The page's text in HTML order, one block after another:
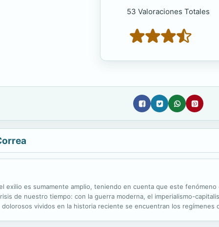
53 Valoraciones Totales
exilio es sumamente amplio, teniendo en cuenta que este
de nuestro tiempo: con la guerra moderna, el imperialismo-
vividos en la historia reciente se encuentran los